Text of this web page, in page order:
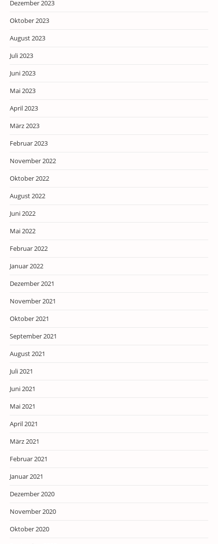
Dezember 2023
Oktober 2023
August 2023
Juli 2023
Juni 2023
Mai 2023
April 2023
März 2023
Februar 2023
November 2022
Oktober 2022
August 2022
Juni 2022
Mai 2022
Februar 2022
Januar 2022
Dezember 2021
November 2021
Oktober 2021
September 2021
August 2021
Juli 2021
Juni 2021
Mai 2021
April 2021
März 2021
Februar 2021
Januar 2021
Dezember 2020
November 2020
Oktober 2020